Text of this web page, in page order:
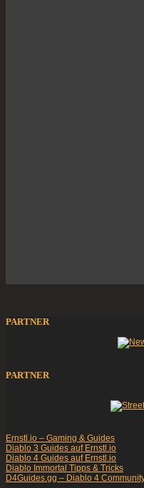
PARTNER
PARTNER
Ernstl.io – Gaming & Guides
Diablo 3 Guides auf Ernstl.io
Diablo 4 Guides auf Ernstl.io
Diablo Immortal Tipps & Tricks
D4Guides.gg – Diablo 4